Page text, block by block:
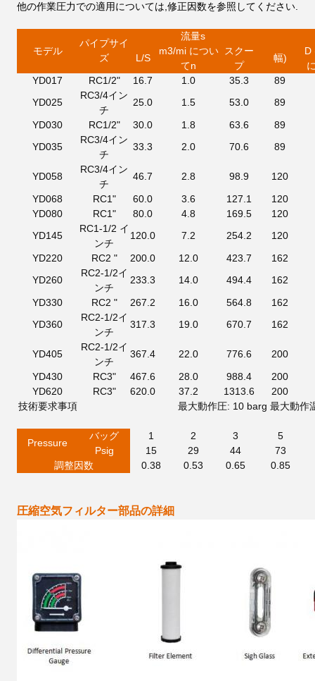
他の作業圧力での適用については,修正因数を参照してください.
モデル
パイプサイ
ズ
流量s
L/S
m3/mi につい
てn
スクー
プ
幅)
D
YD017
RC1/2" 16.7 1.0 35.3
89
YD025
RC3/4イン
チ
25.0 1.5 53.0
89
YD030
RC1/2" 30.0 1.8 63.6
89
YD035
RC3/4イン
チ
33.3 2.0 70.6 89
YD058
RC3/4イン
チ
46.7 2.8 98.9
120
YD068
RC1" 60.0 3.6 127.1
120
YD080
RC1" 80.0 4.8 169.5
120
YD145
RC1-1/2 イ
ンチ
120.0 7.2 254.2
120
YD220
RC2 " 200.0 12.0 423.7
162
YD260
RC2-1/2イ
ンチ
233.3 14.0 494.4
162
YD330
RC2 " 267.2 16.0 564.8
162
YD360
RC2-1/2イ
ンチ
317.3 19.0 670.7 162
YD405
RC2-1/2イ
ンチ
367.4 22.0 776.6
200
YD430
RC3" 467.6 28.0 988.4
200
YD620
RC3" 620.0 37.2 1313.6
200
技術要求事項
最大動作圧: 10 barg 最大動作
Pressure
バッグ 1 2 3
5
Psig
15 29 44
73
調整因数
0.38 0.53 0.65 0.85
圧縮空気フィルター部品の詳細